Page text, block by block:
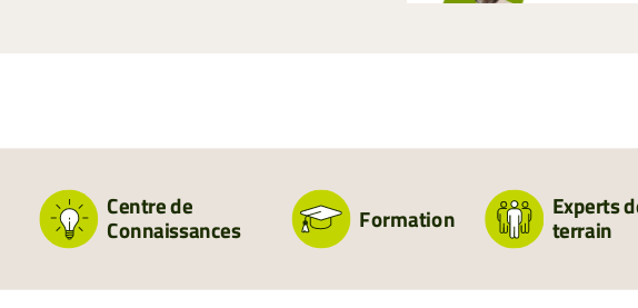
aujourd’hui expert en
06 85 90 31 83
Centre de
Connaissances Formation Experts
terrain